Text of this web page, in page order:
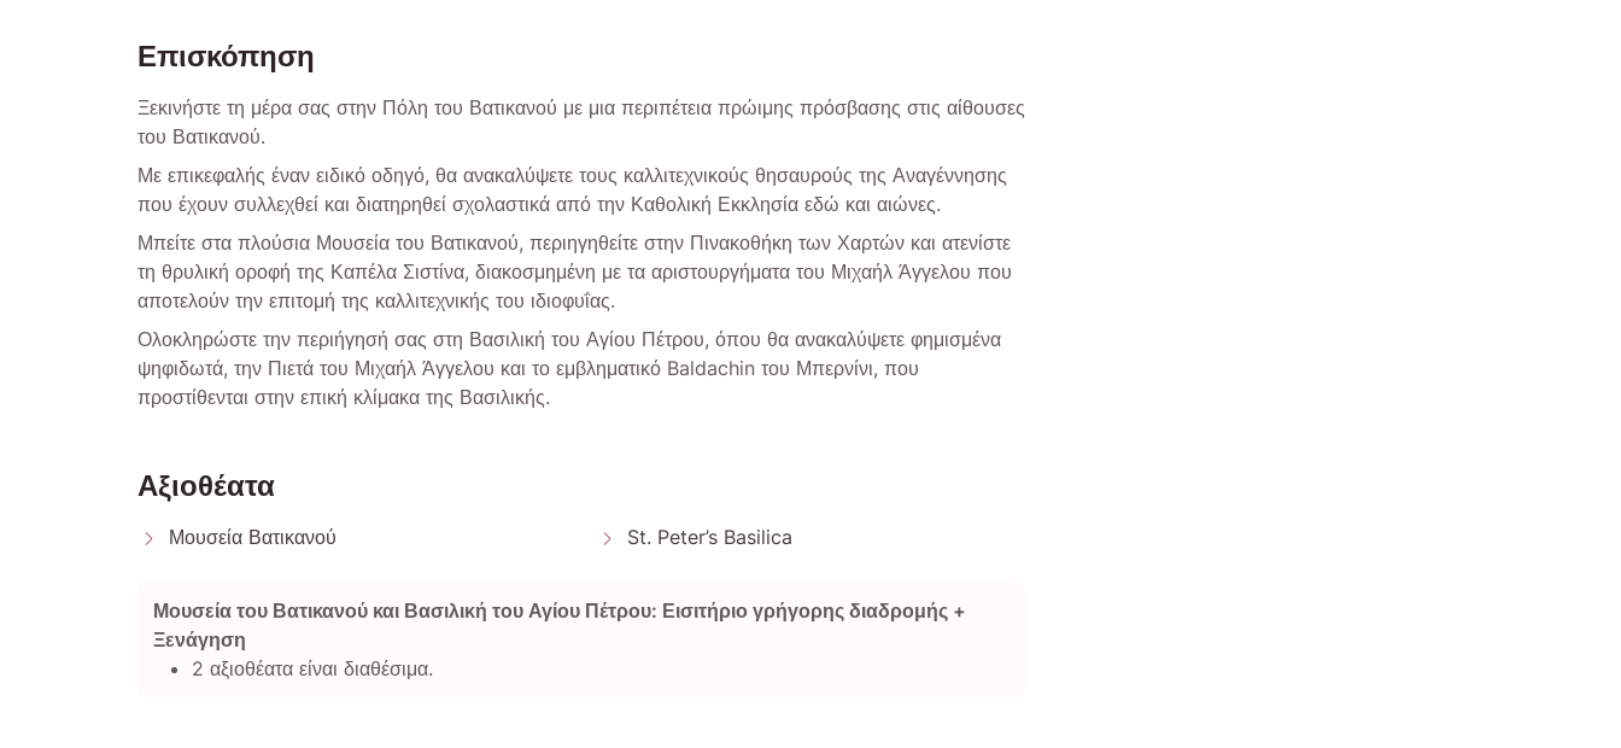
Επισκόπηση
Ξεκινήστε τη μέρα σας στην Πόλη του Βατικανού με μια περιπέτεια πρώιμης πρόσβασης στις αίθουσες
του Βατικανού.
Με επικεφαλής έναν ειδικό οδηγό, θα ανακαλύψετε τους καλλιτεχνικούς θησαυρούς της Αναγέννησης
που έχουν συλλεχθεί και διατηρηθεί σχολαστικά από την Καθολική Εκκλησία εδώ και αιώνες.
Μπείτε στα πλούσια Μουσεία του Βατικανού, περιηγηθείτε στην Πινακοθήκη των Χαρτών και ατενίστε
τη θρυλική οροφή της Καπέλα Σιστίνα, διακοσμημένη με τα αριστουργήματα του Μιχαήλ Άγγελου που
αποτελούν την επιτομή της καλλιτεχνικής του ιδιοφυΐας.
Ολοκληρώστε την περιήγησή σας στη Βασιλική του Αγίου Πέτρου, όπου θα ανακαλύψετε φημισμένα
ψηφιδωτά, την Πιετά του Μιχαήλ Άγγελου και το εμβληματικό Baldachin του Μπερνίνι, που
προστίθενται στην επική κλίμακα της Βασιλικής.
Αξιοθέατα
Μουσεία Βατικανού St. Peter’s Basilica
Μουσεία του Βατικανού και Βασιλική του Αγίου Πέτρου: Εισιτήριο γρήγορης διαδρομής +
Ξενάγηση
2 αξιοθέατα είναι διαθέσιμα.